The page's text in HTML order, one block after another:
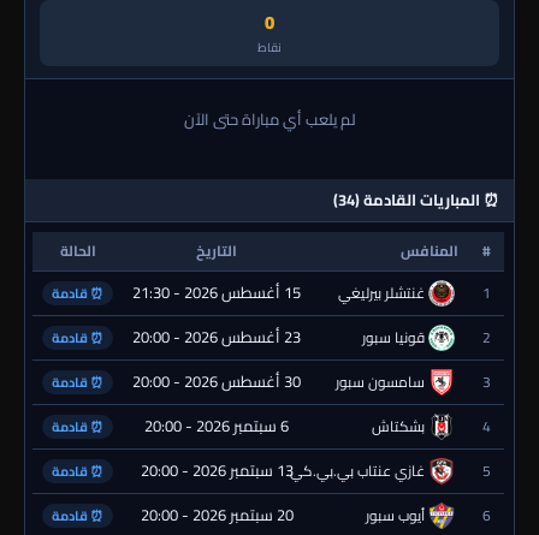
0
نقاط
لم يلعب أي مباراة حتى الآن
⏰ المباريات القادمة (34)
# المنافس التاريخ
الحالة
1
غنتشلر بيرليغي 15 أغسطس 2026 - 21:30 ⏰ قادمة
2 قونيا سبور 23 أغسطس 2026 - 20:00 ⏰ قادمة
3 سامسون سبور 30 أغسطس 2026 - 20:00 ⏰ قادمة
4 بشكتاش 6 سبتمبر 2026 - 20:00 ⏰ قادمة
5 غازي عنتاب بي.بي.كي.13 سبتمبر 2026 - 20:00 ⏰ قادمة
6 أيوب سبور 20 سبتمبر 2026 - 20:00 ⏰ قادمة